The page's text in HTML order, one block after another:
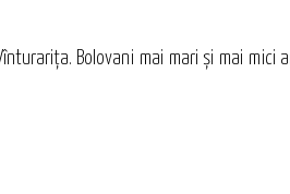
Bolovani mai mari şi mai